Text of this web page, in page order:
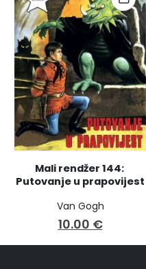
Mali rendžer 144:
Putovanje u prapovijest
Van Gogh
10.00 €